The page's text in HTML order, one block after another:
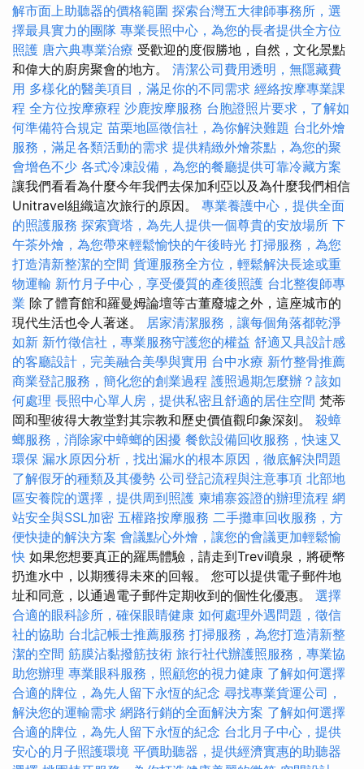
解市面上助聽器的價格範圍 探索台灣五大律師事務所，選
擇最具實力的團隊 專業長照中心，為您的長者提供全方位
照護 唐六典專業治療 受歡迎的度假勝地，自然，文化景點
和偉大的廚房聚會的地方。 清潔公司費用透明，無隱藏費
用 多樣化的醫美項目，滿足你的不同需求 經絡按摩專業課
程 全方位按摩療程 沙鹿按摩服務 台胞證照片要求，了解如
何準備符合規定 苗栗地區徵信社，為你解決難題 台北外燴
服務，滿足各類活動的需求 提供精緻外燴茶點，為您的聚
會增色不少 各式冷凍設備，為您的餐廳提供可靠冷藏方案
讓我們看看為什麼今年我們去保加利亞以及為什麼我們相信
Unitravel組織這次旅行的原因。 專業養護中心，提供全面
的照護服務 探索寶塔，為先人提供一個尊貴的安放場所 下
午茶外燴，為您帶來輕鬆愉快的午後時光 打掃服務，為您
打造清新整潔的空間 貨運服務全方位，輕鬆解決長途或重
物運輸 新竹月子中心，享受優質的產後照護 台北整復師專
業 除了體育館和羅曼姆論壇等古董廢墟之外，這座城市的
現代生活也令人著迷。 居家清潔服務，讓每個角落都乾淨
如新 新竹徵信社，專業服務守護您的權益 舒適又具設計感
的客廳設計，完美融合美學與實用 台中水療 新竹整骨推薦
商業登記服務，簡化您的創業過程 護照過期怎麼辦？該如
何處理 長照中心單人房，提供私密且舒適的居住空間 梵蒂
岡和聖彼得大教堂對其宗教和歷史價值觀印象深刻。 殺蟑
螂服務，消除家中蟑螂的困擾 餐飲設備回收服務，快速又
環保 漏水原因分析，找出漏水的根本原因，徹底解決問題
了解假牙的種類及其優勢 公司登記流程與注意事項 北部地
區安養院的選擇，提供周到照護 柬埔寨簽證的辦理流程 網
站安全與SSL加密 五權路按摩服務 二手攤車回收服務，方
便快捷的解決方案 會議點心外燴，讓您的會議更加輕鬆愉
快 如果您想要真正的羅馬體驗，請走到Trevi噴泉，將硬幣
扔進水中，以期獲得未來的回報。 您可以提供電子郵件地
址和同意，以通過電子郵件定期收到的個性化優惠。 選擇
合適的眼科診所，確保眼睛健康 如何處理外遇問題，徵信
社的協助 台北記帳士推薦服務 打掃服務，為您打造清新整
潔的空間 筋膜沾黏撥筋技術 旅行社代辦護照服務，專業協
助您辦理 專業眼科服務，照顧您的視力健康 了解如何選擇
合適的牌位，為先人留下永恆的紀念 尋找專業貨運公司，
解決您的運輸需求 網路行銷的全面解決方案 了解如何選擇
合適的牌位，為先人留下永恆的紀念 台北月子中心，提供
安心的月子照護環境 平價助聽器，提供經濟實惠的助聽器